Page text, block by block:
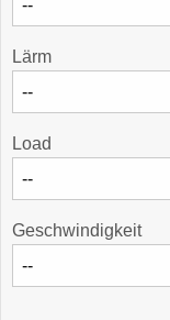
Lärm
Load
Geschwindigkeit